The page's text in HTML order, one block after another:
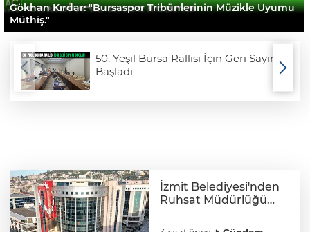
Gökhan Kırdar: "Bursaspor Tribünlerinin Müzikle Uyumu
Müthiş."
50. Yeşil Bursa Rallisi İçin Geri Sayım
Başladı
İzmit Belediyesi'nden
Ruhsat Müdürlüğü